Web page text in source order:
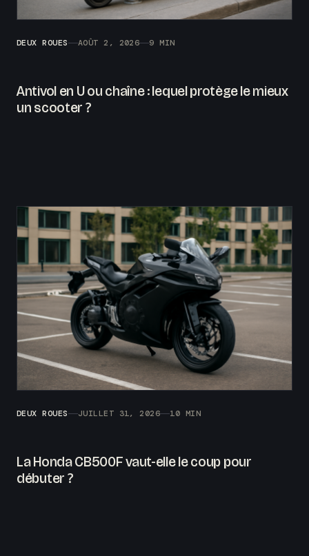
DEUX ROUES AOÛT 2, 2026 9 MIN
Antivol en U ou chaîne : lequel protège le mieux
un scooter ?
DEUX ROUES JUILLET 31, 2026 10 MIN
La Honda CB500F vaut-elle le coup pour
débuter ?